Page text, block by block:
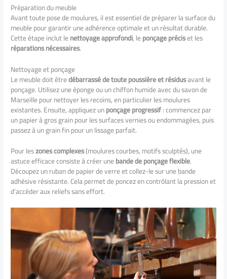
Préparation du meuble
Avant toute pose de moulures, il est essentiel de préparer la surface du
meuble pour garantir une adhérence optimale et un résultat durable.
Cette étape inclut lenettoyage approfondi, leponçage préciset les
réparations nécessaires.
Nettoyage et ponçage
Le meuble doit êtredébarrassé de toute poussière et résidusavant le
ponçage. Utilisez une éponge ou un chiffon humide avec du savon de
Marseille pour nettoyer les recoins, en particulier les moulures
existantes. Ensuite, appliquez unponçage progressif: commencez par
un papier à gros grain pour les surfaces vernies ou endommagées, puis
passez à un grain fin pour un lissage parfait.
Pour leszones complexes(moulures courbes, motifs sculptés), une
astuce efficace consiste à créer unebande de ponçage flexible.
Découpez un ruban de papier de verre et collez-le sur une bande
adhésive résistante. Cela permet de poncez en contrôlant la pression et
d’accéder aux reliefs sans effort.